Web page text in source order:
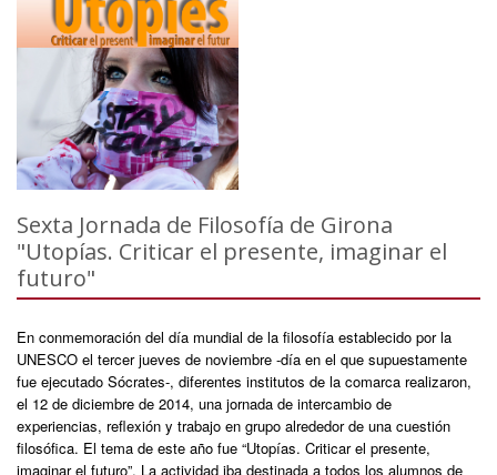
Sexta Jornada de Filosofía de Girona
"Utopías. Criticar el presente, imaginar el
futuro"
En conmemoración del día mundial de la filosofía establecido por la
UNESCO el tercer jueves de noviembre -día en el que supuestamente
fue ejecutado Sócrates-, diferentes institutos de la comarca realizaron,
el 12 de diciembre de 2014, una jornada de intercambio de
experiencias, reflexión y trabajo en grupo alrededor de una cuestión
filosófica. El tema de este año fue “Utopías. Criticar el presente,
imaginar el futuro”. La actividad iba destinada a todos los alumnos de